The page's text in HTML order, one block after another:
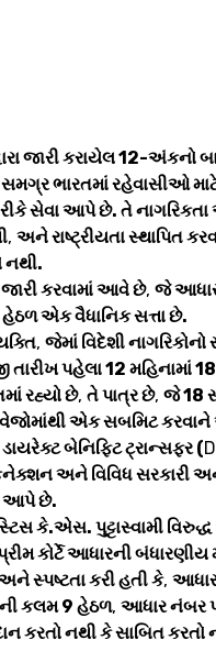
જારી કરાયેલ 12-અંકનો
ભારતમાં રહેવાસીઓ
સેવા આપે છે. તે
, અને રાષ્ટ્રીયતા સ્થાપિત
નથી.
જારી કરવામાં આવે છે, જે
એક વૈધાનિક સત્તા છે.
, જેમાં વિદેશી
પહેલા 12 મહિનામાં
રહ્યો છે, તે પાત્ર છે, જે 18
એક સબમિટ
બેનિફિટ ટ્રાન્સફર (
અને વિવિધ સરકારી
આપે છે.
કે.એસ. પુટ્ટાસ્વામી
કોર્ટે આધારની બંધારણીય
સ્પષ્ટતા કરી હતી કે,
કલમ 9 હેઠળ, આધાર નંબર
કરતો નથી કે સાબિત કરતો